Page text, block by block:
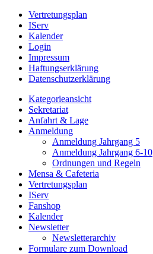
Vertretungsplan
IServ
Kalender
Login
Impressum
Haftungserklärung
Datenschutzerklärung
Kategorieansicht
Sekretariat
Anfahrt & Lage
Anmeldung
Anmeldung Jahrgang 5
Anmeldung Jahrgang 6-10
Ordnungen und Regeln
Mensa & Cafeteria
Vertretungsplan
IServ
Fanshop
Kalender
Newsletter
Newsletterarchiv
Formulare zum Download